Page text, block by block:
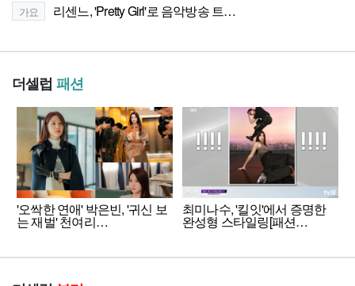
가요 리센느, 'Pretty Girl'로 음악방송 트…
더셀럽 패션
'오싹한 연애' 박은빈, '귀신 보
는 재벌' 천여리…
최미나수, '킬잇'에서 증명한
완성형 스타일링[패션…